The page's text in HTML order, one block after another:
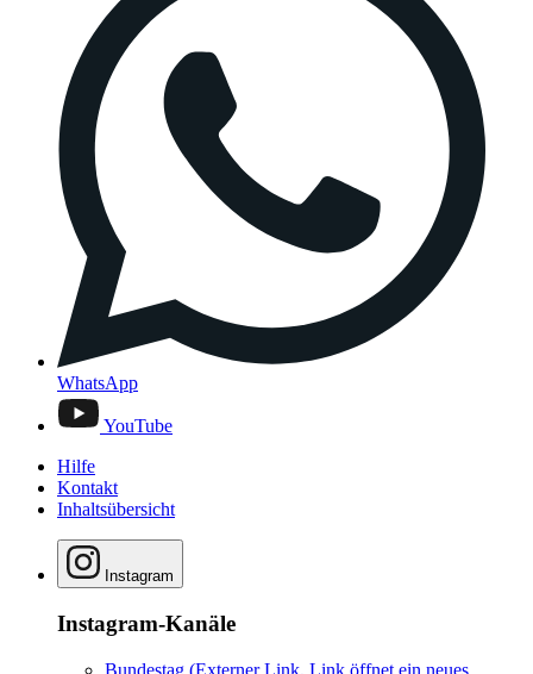
WhatsApp
YouTube
Hilfe
Kontakt
Inhaltsübersicht
Instagram
Instagram-Kanäle
Bundestag (Externer Link, Link öffnet ein neues